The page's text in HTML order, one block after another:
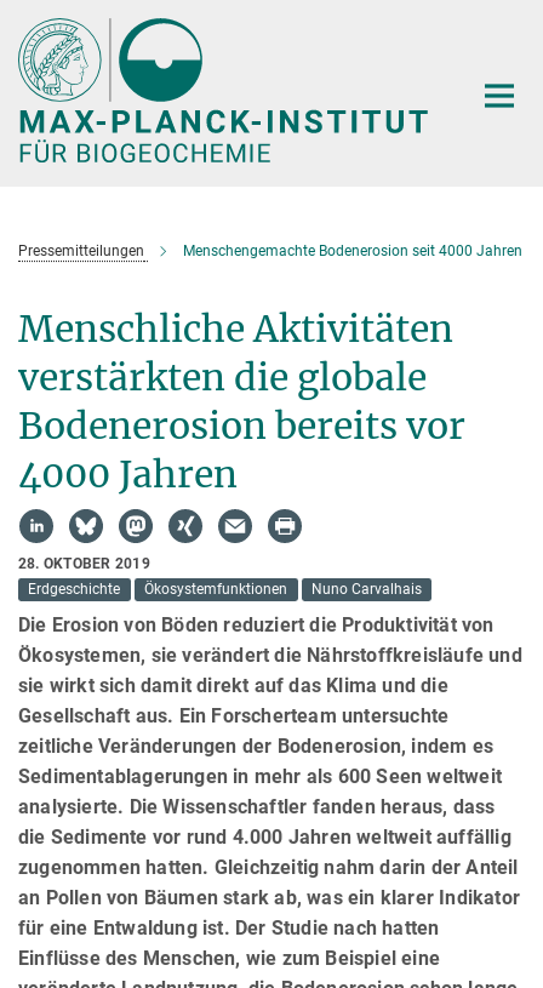
Hauptinhalt
Pressemitteilungen Menschengemachte Bodenerosion seit 4000 Jahren
Menschliche Aktivitäten
verstärkten die globale
Bodenerosion bereits vor
4000 Jahren
28. OKTOBER 2019
Erdgeschichte
Ökosystemfunktionen Nuno Carvalhais
Die Erosion von Böden reduziert die Produktivität von
Ökosystemen, sie verändert die Nährstoffkreisläufe und
sie wirkt sich damit direkt auf das Klima und die
Gesellschaft aus. Ein Forscherteam untersuchte
zeitliche Veränderungen der Bodenerosion, indem es
Sedimentablagerungen in mehr als 600 Seen weltweit
analysierte. Die Wissenschaftler fanden heraus, dass
die Sedimente vor rund 4.000 Jahren weltweit auffällig
zugenommen hatten. Gleichzeitig nahm darin der Anteil
an Pollen von Bäumen stark ab, was ein klarer Indikator
für eine Entwaldung ist. Der Studie nach hatten
Einflüsse des Menschen, wie zum Beispiel eine